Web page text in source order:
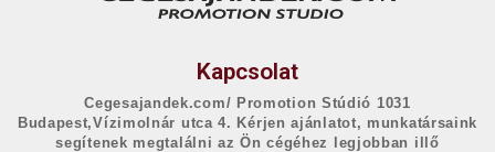
Kapcsolat
Cegesajandek.com/ Promotion Stúdió 1031
Budapest,Vízimolnár utca 4. Kérjen ajánlatot, munkatársaink
segítenek megtalálni az Ön cégéhez legjobban illő